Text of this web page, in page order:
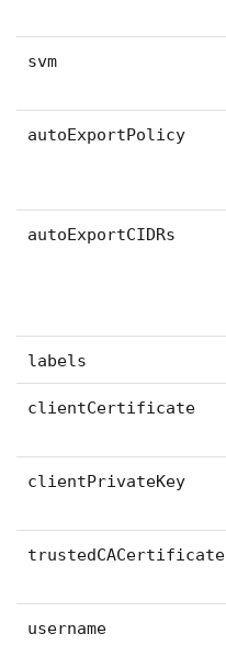
svm
autoExportPolicy
autoExportCIDRs
labels
clientCertificate
clientPrivateKey
trustedCACertificate
username